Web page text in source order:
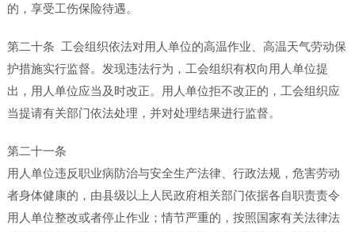
的，享受工伤保险待遇。
第二十条 工会组织依法对用人单位的高温作业、高温天气劳动保
护措施实行监督。发现违法行为，工会组织有权向用人单位提
出，用人单位应当及时改正。用人单位拒不改正的，工会组织应
当提请有关部门依法处理，并对处理结果进行监督。
第二十一条
用人单位违反职业病防治与安全生产法律、行政法规，危害劳动
者身体健康的，由县级以上人民政府相关部门依据各自职责责令
用人单位整改或者停止作业；情节严重的，按照国家有关法律法